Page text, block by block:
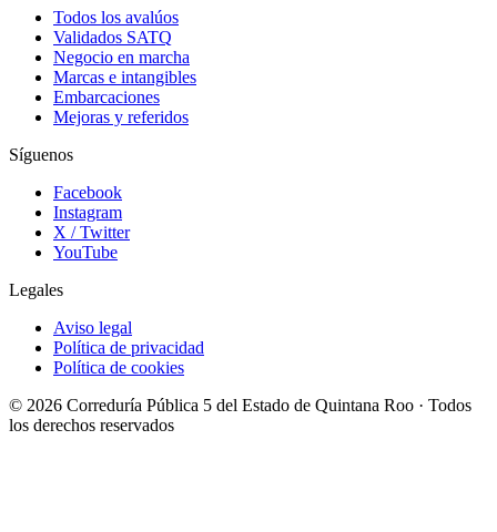
Todos los avalúos
Validados SATQ
Negocio en marcha
Marcas e intangibles
Embarcaciones
Mejoras y referidos
Síguenos
Facebook
Instagram
X / Twitter
YouTube
Legales
Aviso legal
Política de privacidad
Política de cookies
© 2026 Correduría Pública 5 del Estado de Quintana Roo · Todos
los derechos reservados